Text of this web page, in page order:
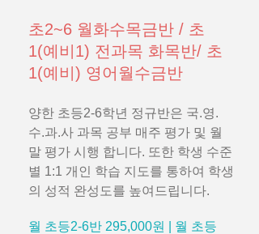
초2~6 월화수목금반 / 초
1(예비1) 전과목 화목반/ 초
1(예비) 영어월수금반
양한 초등2-6학년 정규반은 국.영.
수.과.사 과목 공부 매주 평가 및 월
말 평가 시행 합니다. 또한 학생 수준
별 1:1 개인 학습 지도를 통하여 학생
의 성적 완성도를 높여드립니다.
월 초등2-6반 295,000원 | 월 초등